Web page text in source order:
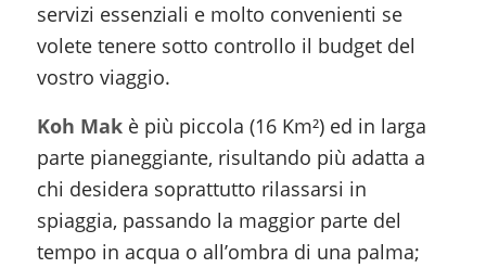
servizi essenziali e molto convenienti se
volete tenere sotto controllo il budget del
vostro viaggio.
Koh Makè più piccola (16 Km²) ed in larga
parte pianeggiante, risultando più adatta a
chi desidera soprattutto rilassarsi in
spiaggia, passando la maggior parte del
tempo in acqua o all’ombra di una palma;